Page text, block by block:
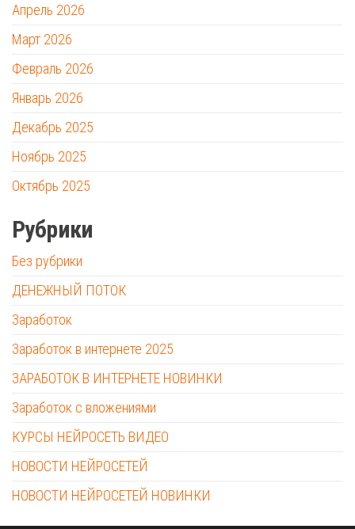
Апрель 2026
Март 2026
Февраль 2026
Январь 2026
Декабрь 2025
Ноябрь 2025
Октябрь 2025
Рубрики
Без рубрики
ДЕНЕЖНЫЙ ПОТОК
Заработок
Заработок в интернете 2025
ЗАРАБОТОК В ИНТЕРНЕТЕ НОВИНКИ
Заработок с вложениями
КУРСЫ НЕЙРОСЕТЬ ВИДЕО
НОВОСТИ НЕЙРОСЕТЕЙ
НОВОСТИ НЕЙРОСЕТЕЙ НОВИНКИ